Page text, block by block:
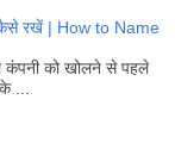
रखें | How to Name
कंपनी को खोलने से पहले
...